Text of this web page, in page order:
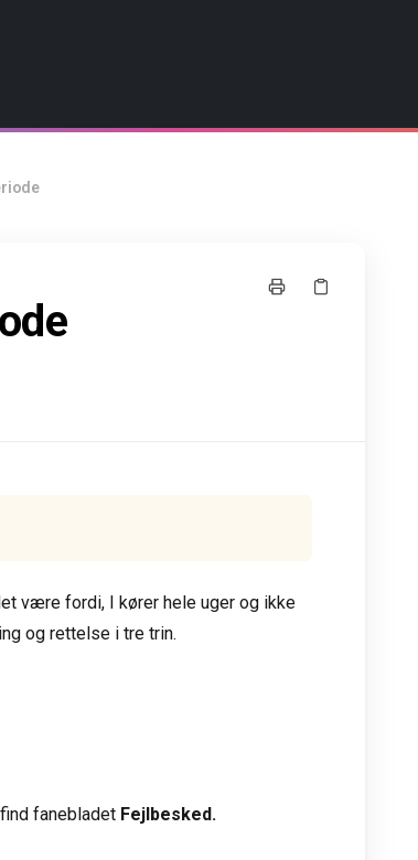
være fordi, I kører hele uger og ikke
og rettelse i tre trin.
fanebladet Fejlbesked.